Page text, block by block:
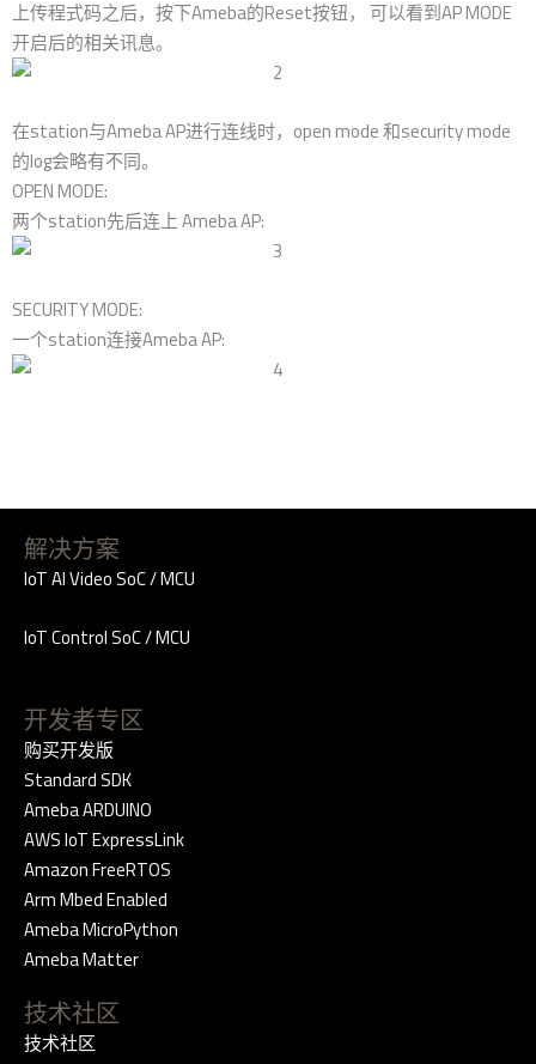
上传程式码之后，按下Ameba的Reset按钮， 可以看到AP MODE
开启后的相关讯息。
在station与Ameba AP进行连线时，open mode 和security mode
的log会略有不同。
OPEN MODE:
两个station先后连上 Ameba AP:
SECURITY MODE:
一个station连接Ameba AP:
解决方案
IoT AI Video SoC / MCU
IoT Control SoC / MCU
开发者专区
购买开发版
Standard SDK
Ameba ARDUINO
AWS IoT ExpressLink
Amazon FreeRTOS
Arm Mbed Enabled
Ameba MicroPython
Ameba Matter
技术社区
技术社区